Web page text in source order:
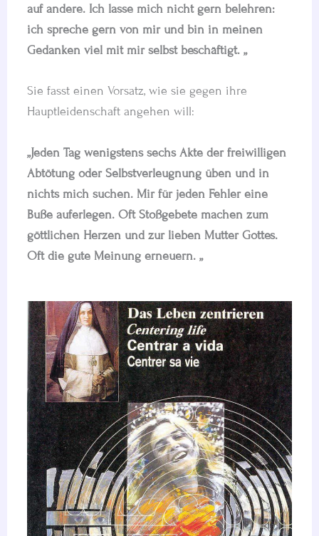
auf andere. Ich lasse mich nicht gern belehren:
ich spreche gern von mir und bin in meinen
Gedanken viel mit mir selbst beschäftigt. „
Sie fasst einen Vorsatz, wie sie gegen ihre
Hauptleidenschaft angehen will:
„Jeden Tag wenigstens sechs Akte der freiwilligen
Abtötung oder Selbstverleugnung üben und in
nichts mich suchen. Mir für jeden Fehler eine
Buße auferlegen. Oft Stoßgebete machen zum
göttlichen Herzen und zur lieben Mutter Gottes.
Oft die gute Meinung erneuern. „